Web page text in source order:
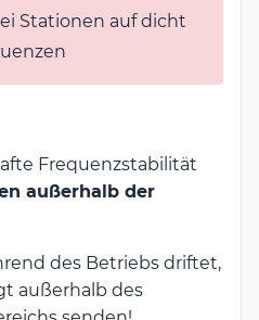
Stationen auf dicht
Frequenzstabilität
außerhalb der
des Betriebs driftet,
außerhalb des